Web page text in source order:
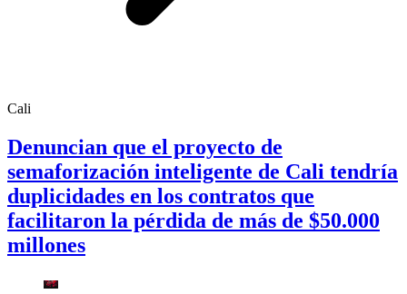
Cali
Denuncian que el proyecto de
semaforización inteligente de Cali tendría
duplicidades en los contratos que
facilitaron la pérdida de más de $50.000
millones